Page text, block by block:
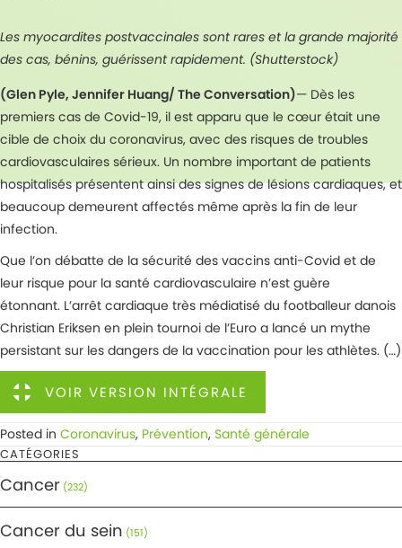
Les myocardites postvaccinales sont rares et la grande majorité
des cas, bénins, guérissent rapidement. (Shutterstock)
(Glen Pyle, Jennifer Huang/ The Conversation)— Dès les
premiers cas de Covid-19, il est apparu que le cœur était une
cible de choix du coronavirus, avec des risques de troubles
cardiovasculaires sérieux. Un nombre important de patients
hospitalisés présentent ainsi des signes de lésions cardiaques, et
beaucoup demeurent affectés même après la fin de leur
infection.
Que l’on débatte de la sécurité des vaccins anti-Covid et de
leur risque pour la santé cardiovasculaire n’est guère
étonnant. L’arrêt cardiaque très médiatisé du footballeur danois
Christian Eriksen en plein tournoi de l’Euro a lancé un mythe
persistant sur les dangers de la vaccination pour les athlètes. (…)
VOIR VERSION INTÉGRALE
Posted in Coronavirus, Prévention, Santé générale
CATÉGORIES
Cancer (232)
Cancer du sein (151)